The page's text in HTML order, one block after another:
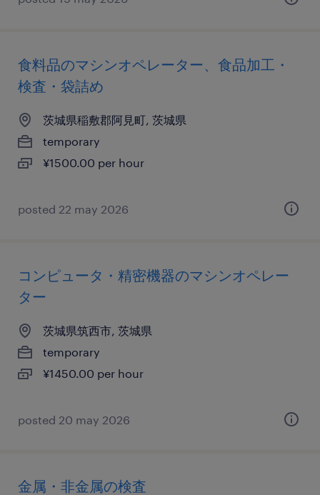
食料品のマシンオペレーター、食品加工・
検査・袋詰め
茨城県稲敷郡阿見町, 茨城県
temporary
¥1500.00 per hour
posted 22 may 2026
コンピュータ・精密機器のマシンオペレー
ター
茨城県筑西市, 茨城県
temporary
¥1450.00 per hour
posted 20 may 2026
金属・非金属の検査